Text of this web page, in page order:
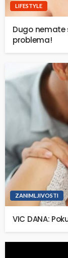
LIFESTYLE
Dugo nemate
problema!
ZANIMLJIVOSTI
VIC DANA: